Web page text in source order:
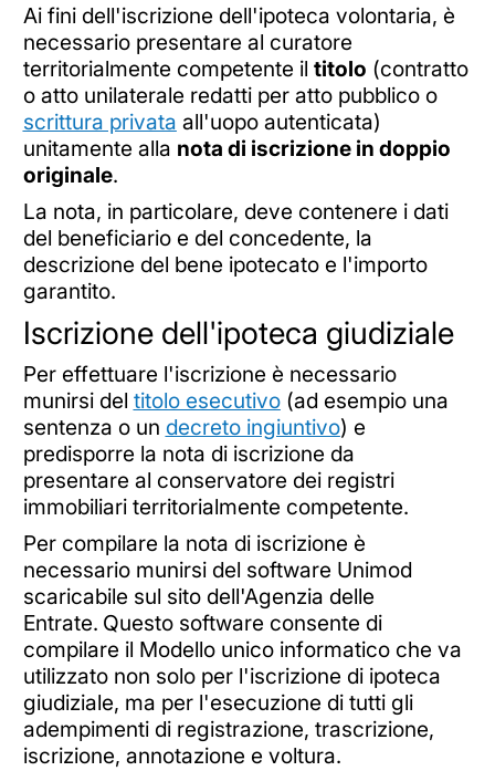
Ai fini dell'iscrizione dell'ipoteca volontaria, è
necessario presentare al curatore
territorialmente competente il titolo (contratto
o atto unilaterale redatti per atto pubblico o
scrittura privata all'uopo autenticata)
unitamente alla nota di iscrizione in doppio
originale.
La nota, in particolare, deve contenere i dati
del beneficiario e del concedente, la
descrizione del bene ipotecato e l'importo
garantito.
Iscrizione dell'ipoteca giudiziale
Per effettuare l'iscrizione è necessario
munirsi del titolo esecutivo(ad esempio una
sentenza o un decreto ingiuntivo) e
predisporre la nota di iscrizione da
presentare al conservatore dei registri
immobiliari territorialmente competente.
Per compilare la nota di iscrizione è
necessario munirsi del software Unimod
scaricabile sul sito dell'Agenzia delle
Entrate. Questo software consente di
compilare il Modello unico informatico che va
utilizzato non solo per l'iscrizione di ipoteca
giudiziale, ma per l'esecuzione di tutti gli
adempimenti di registrazione, trascrizione,
iscrizione, annotazione e voltura.